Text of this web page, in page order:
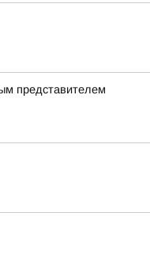
представителем